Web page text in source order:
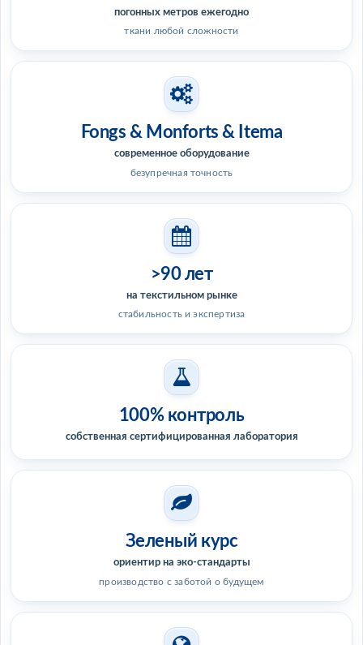
погонных метров ежегодно
ткани любой сложности
Fongs & Monforts & Itema
современное оборудование
безупречная точность
>90 лет
на текстильном рынке
стабильность и экспертиза
100% контроль
собственная сертифицированная лаборатория
Зеленый курс
ориентир на эко-стандарты
производство с заботой о будущем